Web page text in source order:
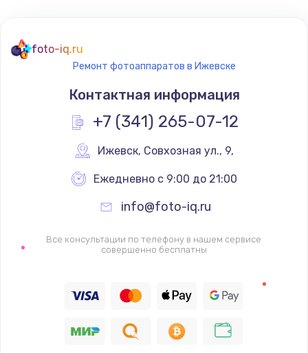
foto-iq.ru
Ремонт фотоаппаратов в Ижевске
Контактная информация
+7 (341) 265-07-12
Ижевск, Совхозная ул., 9,
Ежедневно с 9:00 до 21:00
info@foto-iq.ru
Все консультации по телефону в нашем сервисе
совершенно бесплатны